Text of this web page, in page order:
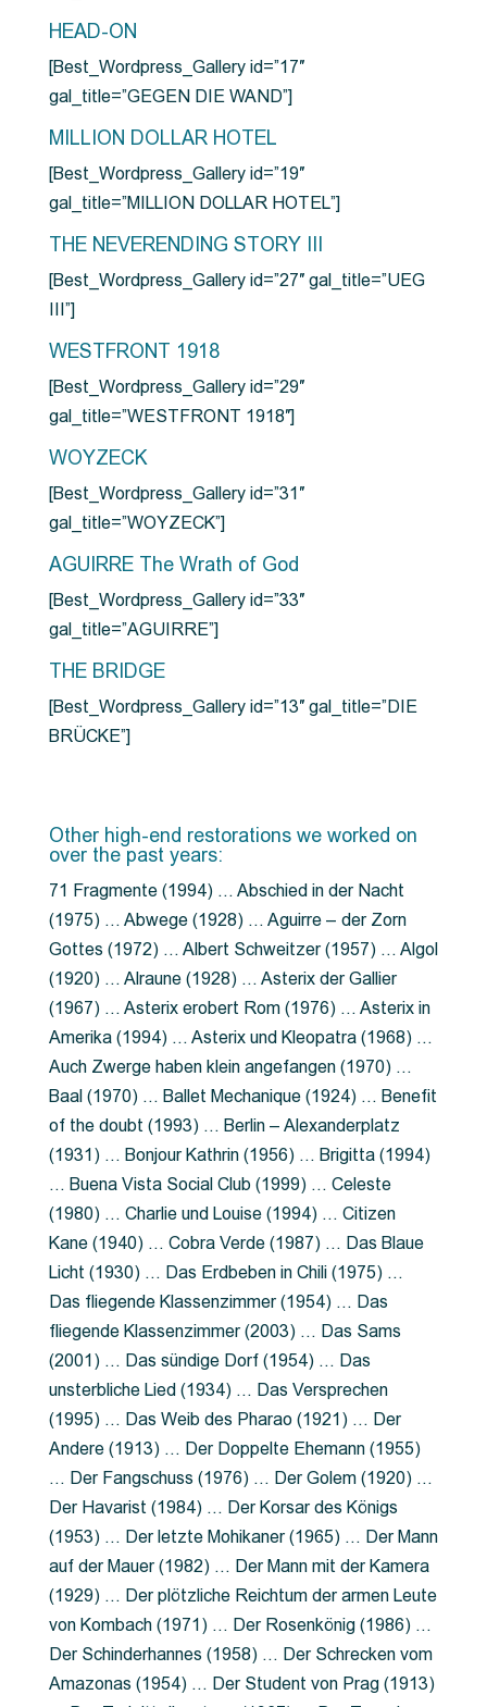
HEAD-ON
[Best_Wordpress_Gallery id=”17″
gal_title=”GEGEN DIE WAND”]
MILLION DOLLAR HOTEL
[Best_Wordpress_Gallery id=”19″
gal_title=”MILLION DOLLAR HOTEL”]
THE NEVERENDING STORY III
[Best_Wordpress_Gallery id=”27″ gal_title=”UEG
III”]
WESTFRONT 1918
[Best_Wordpress_Gallery id=”29″
gal_title=”WESTFRONT 1918″]
WOYZECK
[Best_Wordpress_Gallery id=”31″
gal_title=”WOYZECK”]
AGUIRRE The Wrath of God
[Best_Wordpress_Gallery id=”33″
gal_title=”AGUIRRE”]
THE BRIDGE
[Best_Wordpress_Gallery id=”13″ gal_title=”DIE
BRÜCKE”]
Other high-end restorations we worked on
over the past years:
71 Fragmente (1994) … Abschied in der Nacht
(1975) … Abwege (1928) … Aguirre – der Zorn
Gottes (1972) … Albert Schweitzer (1957) … Algol
(1920) … Alraune (1928) … Asterix der Gallier
(1967) … Asterix erobert Rom (1976) … Asterix in
Amerika (1994) … Asterix und Kleopatra (1968) …
Auch Zwerge haben klein angefangen (1970) …
Baal (1970) … Ballet Mechanique (1924) … Benefit
of the doubt (1993) … Berlin – Alexanderplatz
(1931) … Bonjour Kathrin (1956) … Brigitta (1994)
… Buena Vista Social Club (1999) … Celeste
(1980) … Charlie und Louise (1994) … Citizen
Kane (1940) … Cobra Verde (1987) … Das Blaue
Licht (1930) … Das Erdbeben in Chili (1975) …
Das fliegende Klassenzimmer (1954) … Das
fliegende Klassenzimmer (2003) … Das Sams
(2001) … Das sündige Dorf (1954) … Das
unsterbliche Lied (1934) … Das Versprechen
(1995) … Das Weib des Pharao (1921) … Der
Andere (1913) … Der Doppelte Ehemann (1955)
… Der Fangschuss (1976) … Der Golem (1920) …
Der Havarist (1984) … Der Korsar des Königs
(1953) … Der letzte Mohikaner (1965) … Der Mann
auf der Mauer (1982) … Der Mann mit der Kamera
(1929) … Der plötzliche Reichtum der armen Leute
von Kombach (1971) … Der Rosenkönig (1986) …
Der Schinderhannes (1958) … Der Schrecken vom
Amazonas (1954) … Der Student von Prag (1913)